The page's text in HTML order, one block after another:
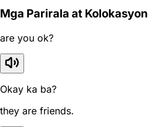
Mga Parirala at Kolokasyon
are you ok?
Okay ka ba?
they are friends.